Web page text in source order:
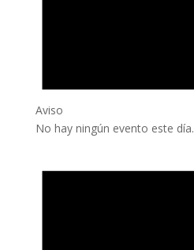
Aviso
No hay ningún evento este día.